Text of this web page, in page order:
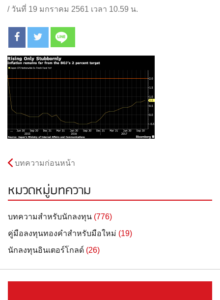
/ วันที่ 19 มกราคม 2561 เวลา 10.59 น.
บทความก่อนหน้า
หมวดหมู่บทความ
บทความสำหรับนักลงทุน (776)
คู่มือลงทุนทองคำสำหรับมือใหม่ (19)
นักลงทุนอินเตอร์โกลด์ (26)